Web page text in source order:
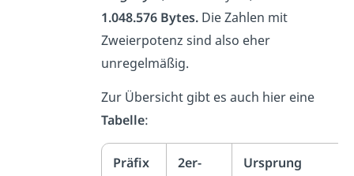
1.048.576 Bytes. Die Zahlen mit
Zweierpotenz sind also eher
unregelmäßig.
Zur Übersicht gibt es auch hier eine
Tabelle:
Präfix
2er-
Ursprung